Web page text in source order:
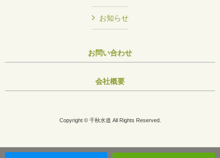
お知らせ
お問い合わせ
会社概要
Copyright © 千秋水道 All Rights Reserved.